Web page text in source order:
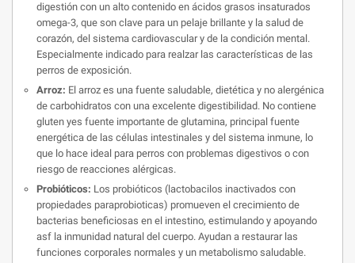
digestión con un alto contenido en ácidos grasos insaturados
ome­ga-3, que son clave para un pelaje brillante y la salud de
corazón, del sistema cardiovascular y de la condición mental.
Especialmente indicado para realzar las características de las
perros de exposición.
Arroz: El arroz es una fuente saludable, dietética y no alergénica
de carbohidratos con una excelente digestibili­dad. No contiene
gluten yes fuente importante de glutamina, principal fuente
energética de las células intestinales y del sistema inmune, lo
que lo hace ideal para perros con problemas digestivos o con
riesgo de reacciones alérgicas.
Probióticos: Los probióticos (lactobacilos inactivados con
propiedades paraprobioticas) promueven el crecimiento de
bacterias beneficiosas en el intestino, estimulando y apoyando
asf la inmunidad natural del cuerpo. Ayudan a restaurar las
funciones corporales normales y un metabolismo saludable.